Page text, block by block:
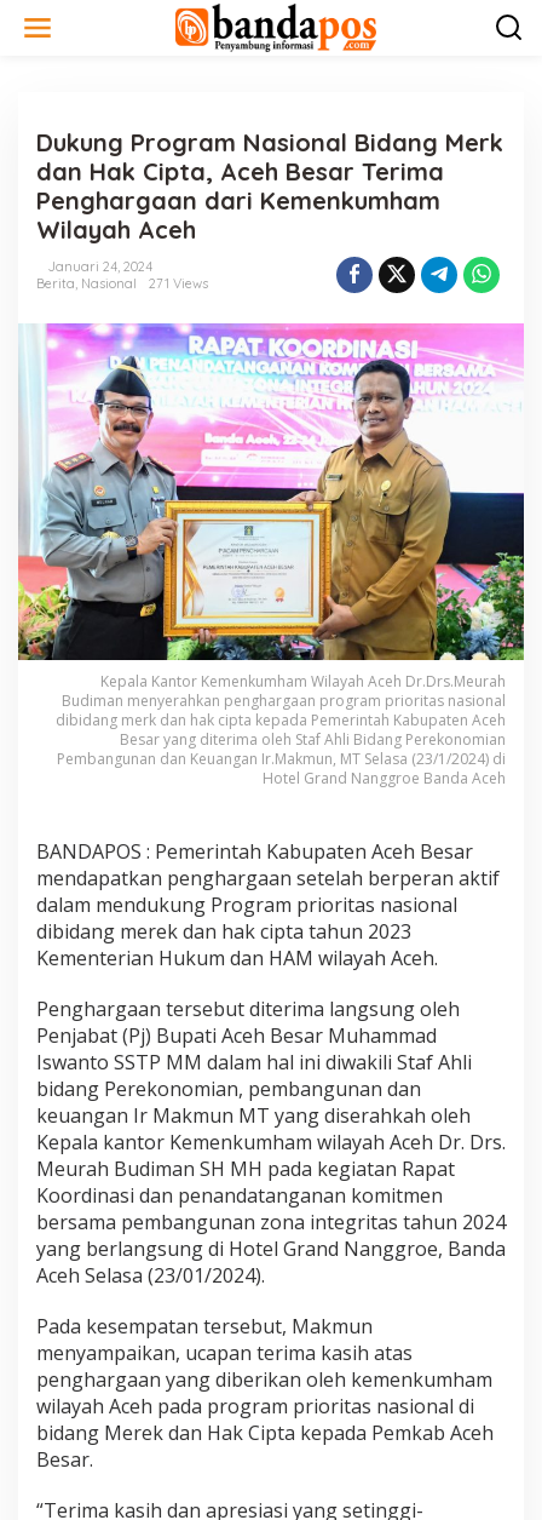
Dukung Program Nasional Bidang Merk
dan Hak Cipta, Aceh Besar Terima
Penghargaan dari Kemenkumham
Wilayah Aceh
Januari 24, 2024
Berita, Nasional 271 Views
Kepala Kantor Kemenkumham Wilayah Aceh Dr.Drs.Meurah
Budiman menyerahkan penghargaan program prioritas nasional
dibidang merk dan hak cipta kepada Pemerintah Kabupaten Aceh
Besar yang diterima oleh Staf Ahli Bidang Perekonomian
Pembangunan dan Keuangan Ir.Makmun, MT Selasa (23/1/2024) di
Hotel Grand Nanggroe Banda Aceh
BANDAPOS : Pemerintah Kabupaten Aceh Besar
mendapatkan penghargaan setelah berperan aktif
dalam mendukung Program prioritas nasional
dibidang merek dan hak cipta tahun 2023
Kementerian Hukum dan HAM wilayah Aceh.
Penghargaan tersebut diterima langsung oleh
Penjabat (Pj) Bupati Aceh Besar Muhammad
Iswanto SSTP MM dalam hal ini diwakili Staf Ahli
bidang Perekonomian, pembangunan dan
keuangan Ir Makmun MT yang diserahkah oleh
Kepala kantor Kemenkumham wilayah Aceh Dr. Drs.
Meurah Budiman SH MH pada kegiatan Rapat
Koordinasi dan penandatanganan komitmen
bersama pembangunan zona integritas tahun 2024
yang berlangsung di Hotel Grand Nanggroe, Banda
Aceh Selasa (23/01/2024).
Pada kesempatan tersebut, Makmun
menyampaikan, ucapan terima kasih atas
penghargaan yang diberikan oleh kemenkumham
wilayah Aceh pada program prioritas nasional di
bidang Merek dan Hak Cipta kepada Pemkab Aceh
Besar.
“Terima kasih dan apresiasi yang setinggi-